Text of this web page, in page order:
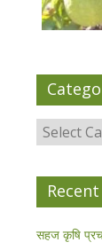
Categories
सहज कृषि